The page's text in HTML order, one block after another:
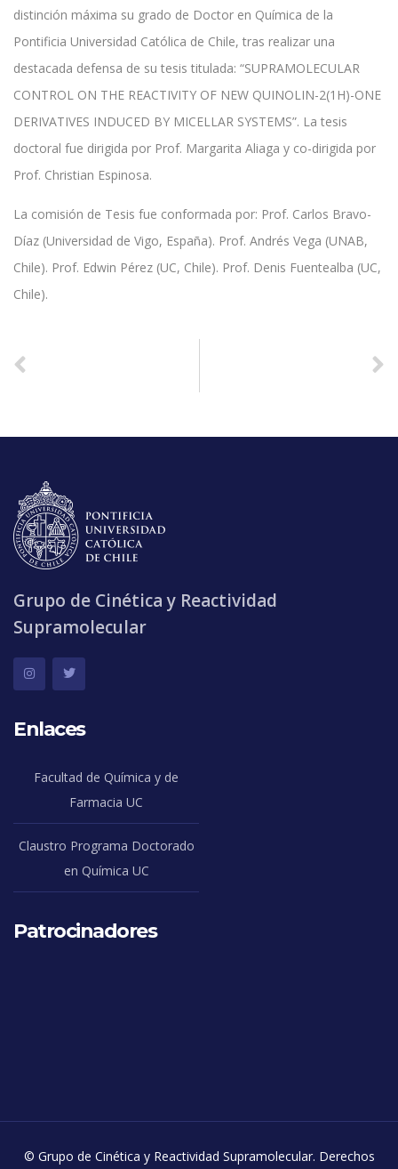
distinción máxima su grado de Doctor en Química de la
Pontificia Universidad Católica de Chile, tras realizar una
destacada defensa de su tesis titulada: “SUPRAMOLECULAR
CONTROL ON THE REACTIVITY OF NEW QUINOLIN-2(1H)-ONE
DERIVATIVES INDUCED BY MICELLAR SYSTEMS”. La tesis
doctoral fue dirigida por Prof. Margarita Aliaga y co-dirigida por
Prof. Christian Espinosa.
La comisión de Tesis fue conformada por: Prof. Carlos Bravo-
Díaz (Universidad de Vigo, España). Prof. Andrés Vega (UNAB,
Chile). Prof. Edwin Pérez (UC, Chile). Prof. Denis Fuentealba (UC,
Chile).
Grupo de Cinética y Reactividad
Supramolecular
Enlaces
Facultad de Química y de
Farmacia UC
Claustro Programa Doctorado
en Química UC
Patrocinadores
© Grupo de Cinética y Reactividad Supramolecular. Derechos